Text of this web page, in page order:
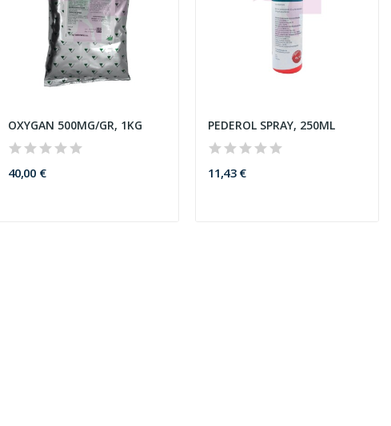
OXYGAN 500MG/GR, 1KG
40,00 €
PEDEROL SPRAY, 250ML
11,43 €